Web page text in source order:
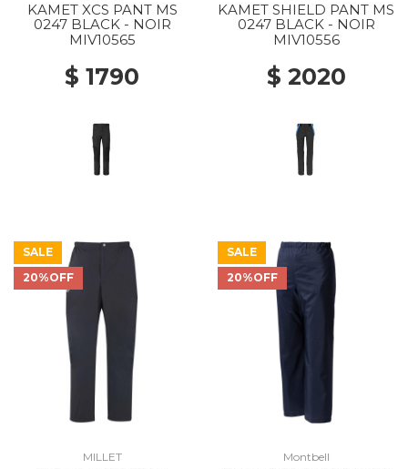
KAMET XCS PANT MS
0247 BLACK - NOIR
MIV10565
$ 1790
KAMET SHIELD PANT MS
0247 BLACK - NOIR
MIV10556
$ 2020
SALE
20%OFF
MILLET
SALE
20%OFF
Montbell